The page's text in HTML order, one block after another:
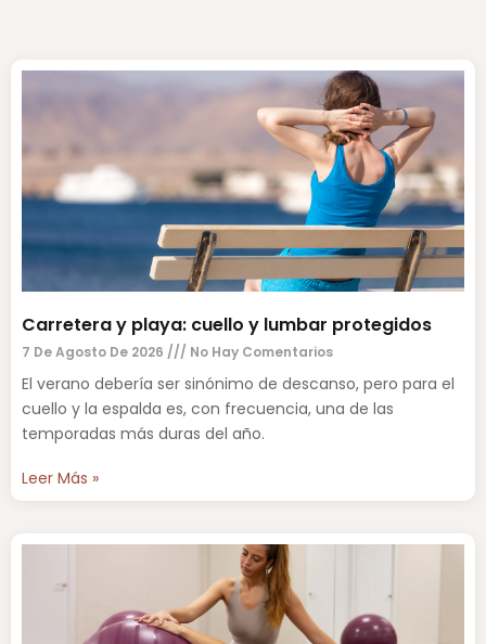
Carretera y playa: cuello y lumbar protegidos
7 De Agosto De 2026 No Hay Comentarios
El verano debería ser sinónimo de descanso, pero para el
cuello y la espalda es, con frecuencia, una de las
temporadas más duras del año.
Leer Más »